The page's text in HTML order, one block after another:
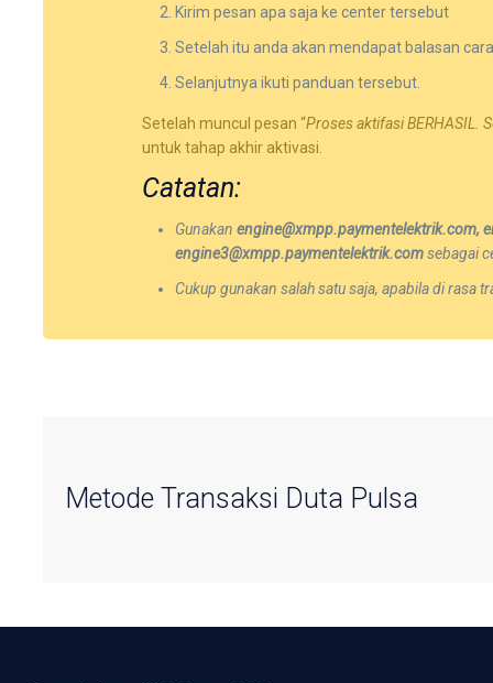
Kirim pesan apa saja ke center tersebut
Setelah itu anda akan mendapat balasan
Selanjutnya ikuti panduan tersebut.
Setelah muncul pesan “Proses aktifasi BERHASIL.
untuk tahap akhir aktivasi.
Catatan:
Gunakan engine@xmpp.paymentelektrik.com,
engine3@xmpp.paymentelektrik.comsebagai
Cukup gunakan salah satu saja, apabila di rasa
Metode Transaksi Duta Pulsa